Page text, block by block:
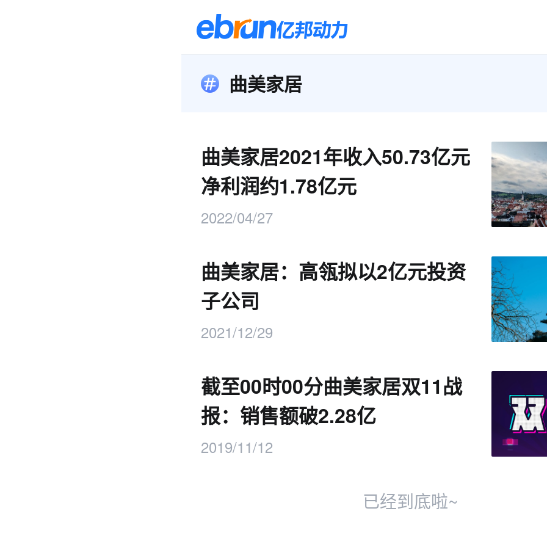
曲美家居
曲美家居2021年收入50.73亿元
净利润约1.78亿元
2022/04/27
曲美家居：高瓴拟以2亿元投资
子公司
2021/12/29
截至00时00分曲美家居双11战
报：销售额破2.28亿
2019/11/12
已经到底啦~